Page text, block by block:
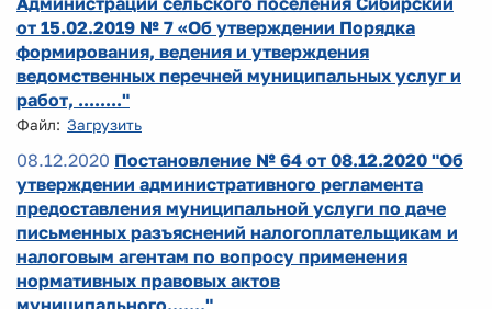
от 15.02.2019 № 7 «Об утверждении Порядка
формирования, ведения и утверждения
ведомственных перечней муниципальных услуг и
работ, ........"
Файл: Загрузить
08.12.2020 Постановление № 64 от 08.12.2020 "Об
утверждении административного регламента
предоставления муниципальной услуги по даче
письменных разъяснений налогоплательщикам и
налоговым агентам по вопросу применения
нормативных правовых актов
муниципального......."